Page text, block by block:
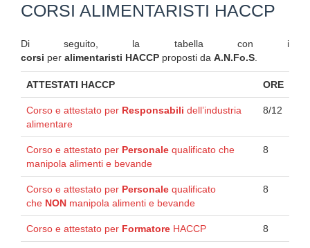
CORSI ALIMENTARISTI HACCP
Di seguito, la tabella con i
corsi per alimentaristi HACCP proposti da A.N.Fo.S
ATTESTATI HACCP ORE
Corso e attestato per Responsabili dell’industria
alimentare
8/12
Corso e attestato per Personale qualificato che
manipola alimenti e bevande
8
Corso e attestato per Personale qualificato
che NON manipola alimenti e bevande
8
Corso e attestato per Formatore HACCP 8